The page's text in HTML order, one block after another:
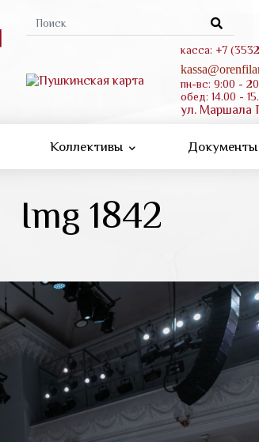
Форма
касса: +7
пн-вс: 9:00 -
обед: 14.00 -
ул. Маршала
Коллективы Документы
Img 1842